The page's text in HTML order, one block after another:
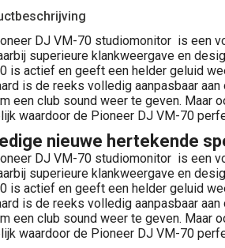
DJ VM-70 studiomonitor is een
superieure klankweergave en
is actief en geeft een helder geluid
is de reeks volledig aanpasbaar
een club sound weer te geven. Maar
waardoor de Pioneer DJ VM-70
nieuwe hertekende
DJ VM-70 studiomonitor is een
superieure klankweergave en
is actief en geeft een helder geluid
is de reeks volledig aanpasbaar
een club sound weer te geven. Maar
waardoor de Pioneer DJ VM-70